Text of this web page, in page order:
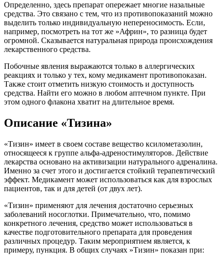
Определенно, здесь препарат опережает многие назальные
средства. Это связано с тем, что из противопоказаний можно
выделить только индивидуальную непереносимость. Если,
например, посмотреть на тот же »Африн», то разница будет
огромной. Сказывается натуральная природа происхождения
лекарственного средства.
Побочные явления выражаются только в аллергических
реакциях и только у тех, кому медикамент противопоказан.
Также стоит отметить низкую стоимость и доступность
средства. Найти его можно в любом аптечном пункте. При
этом одного флакона хватит на длительное время.
Описание «Тизина»
«Тизин» имеет в своем составе вещество ксилометазолин,
относящееся к группе альфа-адреностимуляторов. Действие
лекарства основано на активизации натурального адреналина.
Именно за счет этого и достигается стойкий терапевтический
эффект. Медикамент может использоваться как для взрослых
пациентов, так и для детей (от двух лет).
«Тизин» применяют для лечения достаточно серьезных
заболеваний носоглотки. Примечательно, что, помимо
конкретного лечения, средство может использоваться в
качестве подготовительного препарата для проведения
различных процедур. Таким мероприятием является, к
примеру, пункция. В общих случаях »Тизин» показан при: